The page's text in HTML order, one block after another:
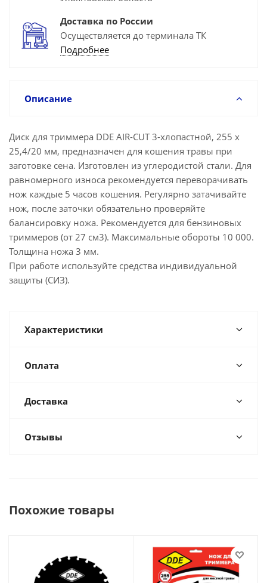
Доставка по России
Осуществляется до терминала ТК
Подробнее
Описание
Диск для триммера DDE AIR-CUT 3-хлопастной, 255 х
25,4/20 мм, предназначен для кошения травы при
заготовке сена. Изготовлен из углеродистой стали. Для
равномерного износа рекомендуется переворачивать
нож каждые 5 часов кошения. Регулярно затачивайте
нож, после заточки обязательно проверяйте
балансировку ножа. Рекомендуется для бензиновых
триммеров (от 27 см3). Максимальные обороты 10 000.
Толщина ножа 3 мм.
При работе используйте средства индивидуальной
защиты (СИЗ).
Характеристики
Оплата
Доставка
Отзывы
Похожие товары